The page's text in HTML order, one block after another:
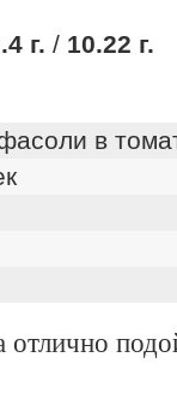
г. / 10.22 г.
в
отлично